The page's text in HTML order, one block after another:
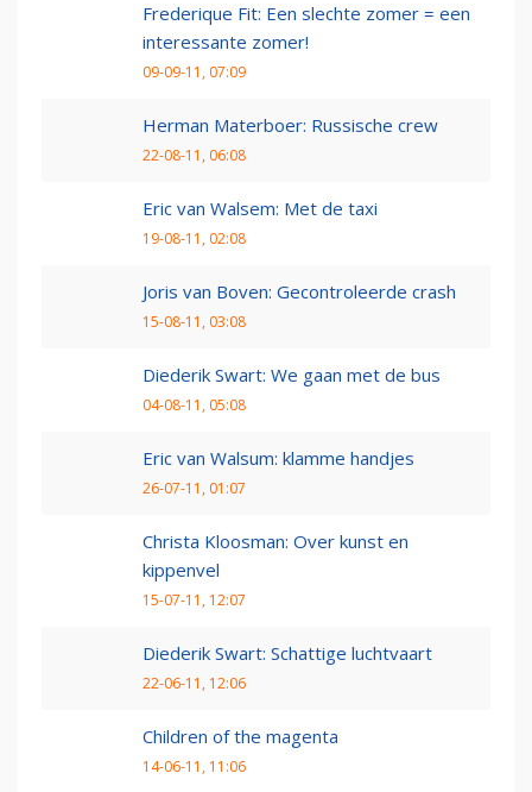
Frederique Fit: Een slechte zomer = een
interessante zomer!
09-09-11, 07:09
Herman Materboer: Russische crew
22-08-11, 06:08
Eric van Walsem: Met de taxi
19-08-11, 02:08
Joris van Boven: Gecontroleerde crash
15-08-11, 03:08
Diederik Swart: We gaan met de bus
04-08-11, 05:08
Eric van Walsum: klamme handjes
26-07-11, 01:07
Christa Kloosman: Over kunst en
kippenvel
15-07-11, 12:07
Diederik Swart: Schattige luchtvaart
22-06-11, 12:06
Children of the magenta
14-06-11, 11:06